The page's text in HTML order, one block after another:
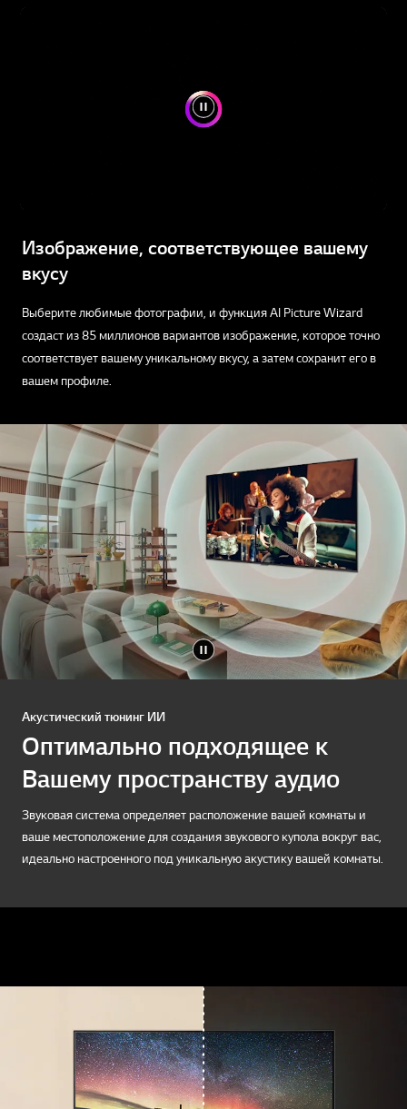
Изображение, соответствующее вашему
вкусу
Выберите любимые фотографии, и функция AI Picture Wizard
создаст из 85 миллионов вариантов изображение, которое точно
соответствует вашему уникальному вкусу, а затем сохранит его в
вашем профиле.
Акустический тюнинг ИИ
Оптимально подходящее к
Вашему пространству аудио
Звуковая система определяет расположение вашей комнаты и
ваше местоположение для создания звукового купола вокруг вас,
идеально настроенного под уникальную акустику вашей комнаты.